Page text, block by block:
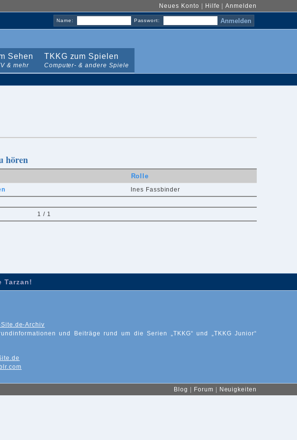
Neues Konto Hilfe |Anmelden
Name: Passwort:
Sehen
& mehr
TKKG zum Spielen
Computer- & andere Spiele
hören
Rolle
Ines Fassbinder
1 / 1
Tarzan!
Site.de-Archiv
und Beiträge rund um die Serien „TKKG“ und „TKKG Junior“
Blog Forum Neuigkeiten